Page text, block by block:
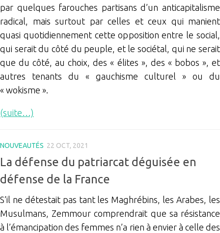
par quelques farouches partisans d’un anticapitalisme
radical, mais surtout par celles et ceux qui manient
quasi quotidiennement cette opposition entre le social,
qui serait du côté du peuple, et le sociétal, qui ne serait
que du côté, au choix, des « élites », des « bobos », et
autres tenants du « gauchisme culturel » ou du
« wokisme ».
(suite…)
NOUVEAUTÉS 22 OCT, 2021
La défense du patriarcat déguisée en
défense de la France
S’il ne détestait pas tant les Maghrébins, les Arabes, les
Musulmans, Zemmour comprendrait que sa résistance
à l’émancipation des femmes n’a rien à envier à celle des